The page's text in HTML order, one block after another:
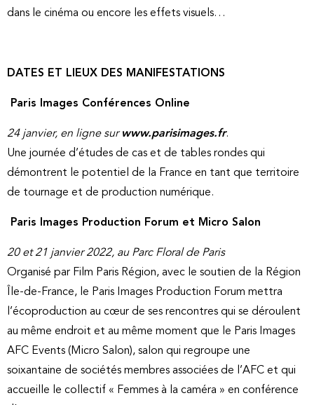
dans le cinéma ou encore les effets visuels…
DATES ET LIEUX DES MANIFESTATIONS
Paris Images Conférences Online
24 janvier, en ligne surwww.parisimages.fr.
Une journée d’études de cas et de tables rondes qui
démontrent le potentiel de la France en tant que territoire
de tournage et de production numérique.
Paris Images Production Forum et Micro Salon
20 et 21 janvier 2022, au Parc Floral de Paris
Organisé par Film Paris Région, avec le soutien de la Région
Île-de-France, le Paris Images Production Forum mettra
l’écoproduction au cœur de ses rencontres qui se déroulent
au même endroit et au même moment que le Paris Images
AFC Events (Micro Salon), salon qui regroupe une
soixantaine de sociétés membres associées de l’AFC et qui
accueille le collectif « Femmes à la caméra » en conférence